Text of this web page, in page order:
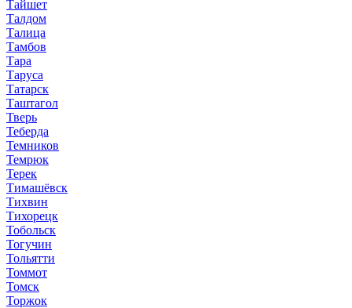
Тайшет
Талдом
Талица
Тамбов
Тара
Таруса
Татарск
Таштагол
Тверь
Теберда
Темников
Темрюк
Терек
Тимашёвск
Тихвин
Тихорецк
Тобольск
Тогучин
Тольятти
Томмот
Томск
Торжок